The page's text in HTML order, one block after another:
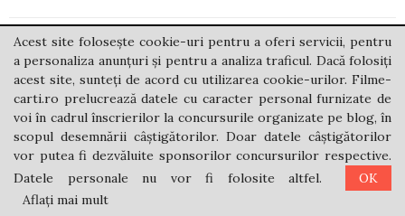
Cristian
25 mai 2012 at 13:56
Suzuki Shunryu: Mintea Zen, Mintea Incepatorului
Alan Watts: Devino ceea ce esti
REPLY
Mami De Rares
25 mai 2012 at 13:59
REPLY
Acest site folosește cookie-uri pentru a oferi servicii, pentru
a personaliza anunțuri și pentru a analiza traficul. Dacă folosiți
acest site, sunteți de acord cu utilizarea cookie-urilor. Filme-
carti.ro prelucrează datele cu caracter personal furnizate de
voi în cadrul înscrierilor la concursurile organizate pe blog, în
scopul desemnării câștigătorilor. Doar datele câștigătorilor
vor putea fi dezvăluite sponsorilor concursurilor respective.
Datele personale nu vor fi folosite altfel.
OK
Aflați mai mult